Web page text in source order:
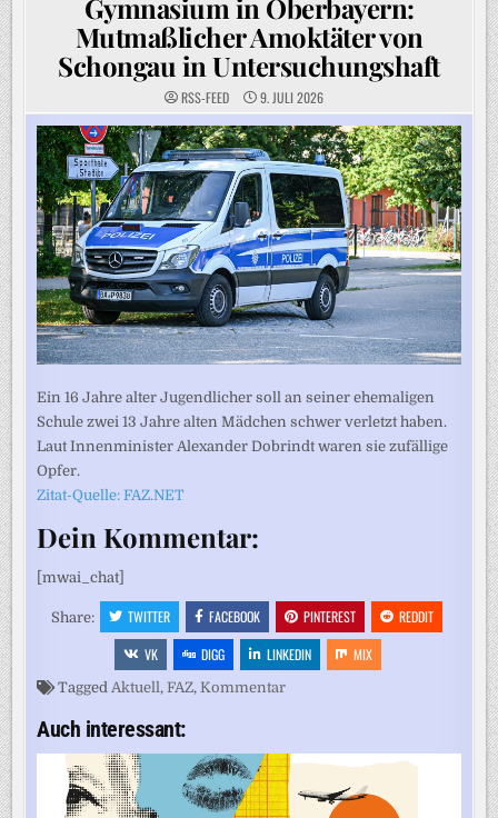
Gymnasium in Oberbayern:
Mutmaßlicher Amoktäter von
Schongau in Untersuchungshaft
RSS-FEED 9. JULI 2026
Ein 16 Jahre alter Jugendlicher soll an seiner ehemaligen
Schule zwei 13 Jahre alten Mädchen schwer verletzt haben.
Laut Innenminister Alexander Dobrindt waren sie zufällige
Opfer.
Zitat-Quelle: FAZ.NET
Dein Kommentar:
[mwai_chat]
Share: TWITTER FACEBOOK PINTEREST
REDDIT
VK
DIGG LINKEDIN MIX
TaggedAktuell,FAZ,Kommentar
Auch interessant: